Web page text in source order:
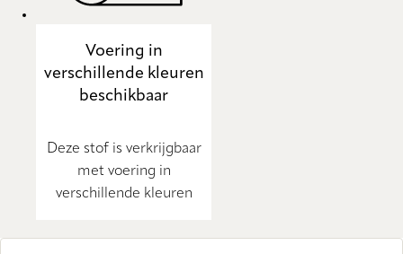
Voering in
verschillende kleuren
beschikbaar
Deze stof is verkrijgbaar
met voering in
verschillende kleuren